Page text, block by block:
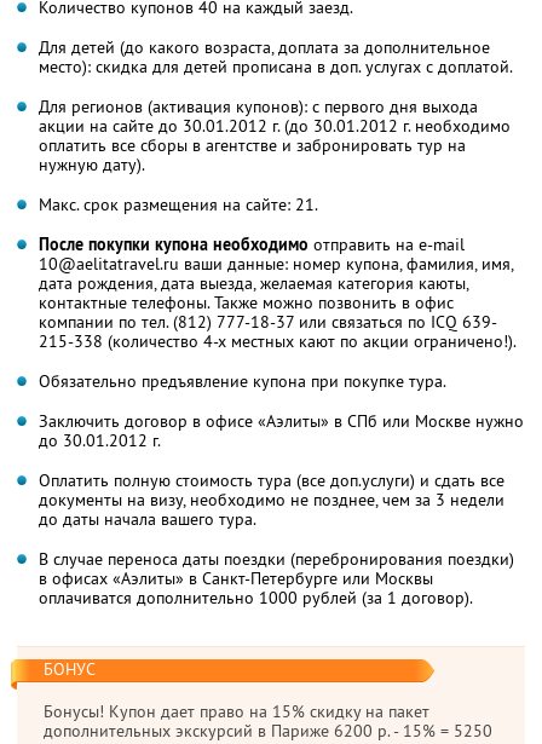
Количество купонов 40 на каждый заезд.
Для детей (до какого возраста, доплата за дополнительное
место): скидка для детей прописана в доп. услугах с доплатой.
Для регионов (активация купонов): с первого дня выхода
акции на сайте до 30.01.2012 г. (до 30.01.2012 г. необходимо
оплатить все сборы в агентстве и забронировать тур на
нужную дату).
Макс. срок размещения на сайте: 21.
После покупки купона необходимо отправить на e-mail
10@aelitatravel.ru ваши данные: номер купона, фамилия, имя,
дата рождения, дата выезда, желаемая категория каюты,
контактные телефоны. Также можно позвонить в офис
компании по тел. (812) 777-18-37 или связаться по ICQ 639-
215-338 (количество 4-х местных кают по акции ограничено!).
Обязательно предъявление купона при покупке тура.
Заключить договор в офисе «Аэлиты» в СПб или Москве нужно
до 30.01.2012 г.
Оплатить полную стоимость тура (все доп.услуги) и сдать все
документы на визу, необходимо не позднее, чем за 3 недели
до даты начала вашего тура.
В случае переноса даты поездки (перебронирования поездки)
в офисах «Аэлиты» в Санкт-Петербурге или Москвы
оплачиватся дополнительно 1000 рублей (за 1 договор).
БОНУС
Бонусы! Купон дает право на 15% скидку на пакет
дополнительных экскурсий в Париже 6200 р. - 15% = 5250